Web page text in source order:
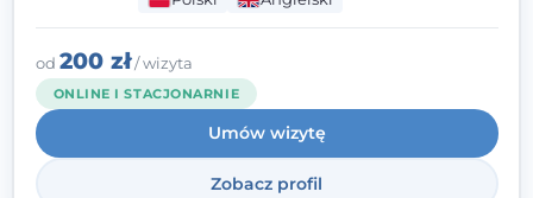
(TSR). Te polegają na osiąganiu
zamierzonych celów (doprowadzeniu do
rozwiązania trudnych sytuacji) poprzez
identyfikowanie i wzmacnianie zasobów
oraz mocnych stron klienta. W swojej
pracy korzystam także z metod dialogu
motywacyjnego i treningu uważności.
od 200 zł/ wizyta
ONLINE I STACJONARNIE
Umów wizytę
Zobacz profil